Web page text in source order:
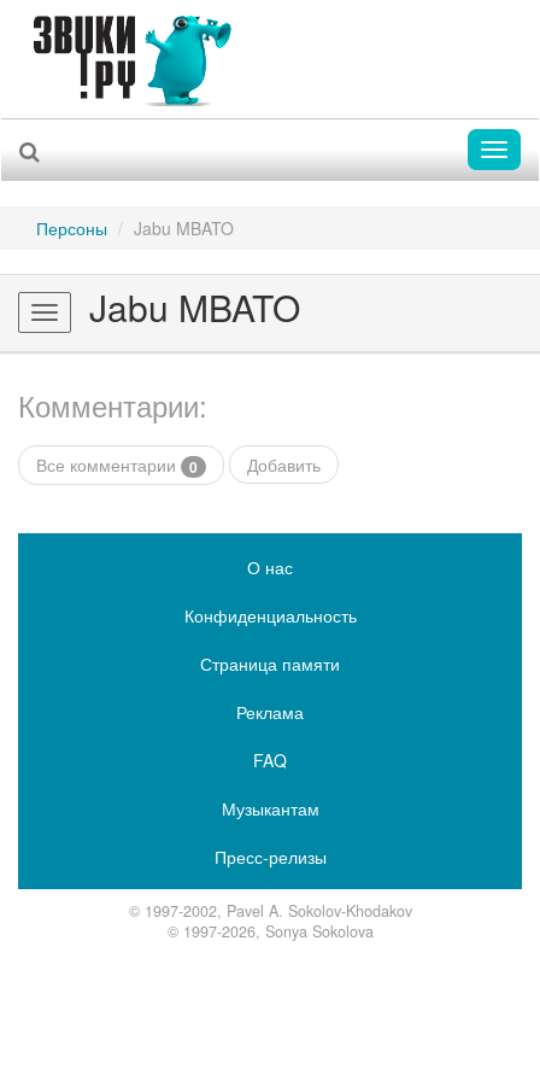
Персоны Jabu MBATO
Toggle
navigation
Jabu MBATO
Комментарии:
Все комментарии 0 Добавить
О нас
Конфиденциальность
Страница памяти
Реклама
FAQ
Музыкантам
Пресс-релизы
© 1997-2002, Pavel A. Sokolov-Khodakov
© 1997-2026, Sonya Sokolova